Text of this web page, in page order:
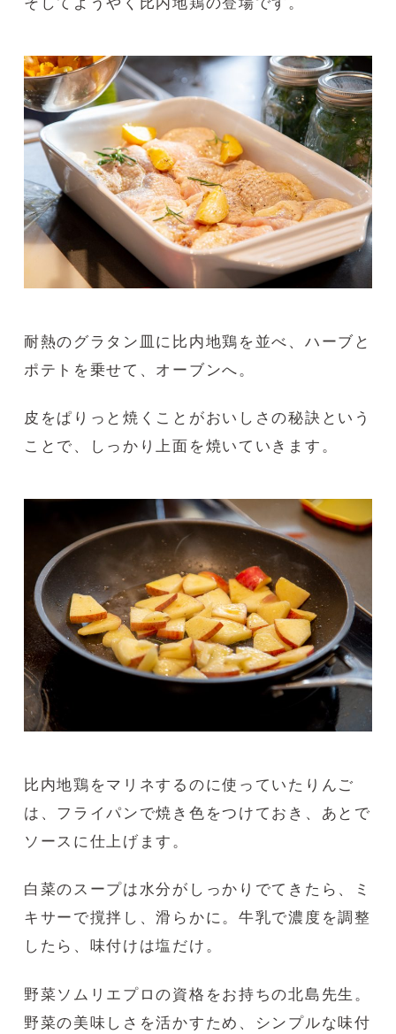
耐熱のグラタン皿に比内地鶏を並べ、ハーブと
ポテトを乗せて、オーブンへ。
皮をぱりっと焼くことがおいしさの秘訣という
ことで、しっかり上面を焼いていきます。
比内地鶏をマリネするのに使っていたりんご
は、フライパンで焼き色をつけておき、あとで
ソースに仕上げます。
白菜のスープは水分がしっかりでてきたら、ミ
キサーで撹拌し、滑らかに。牛乳で濃度を調整
したら、味付けは塩だけ。
野菜ソムリエプロの資格をお持ちの北島先生。
野菜の美味しさを活かすため、シンプルな味付